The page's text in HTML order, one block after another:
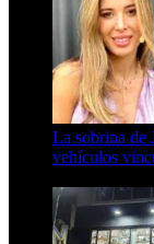
La sobrina de
vehículos